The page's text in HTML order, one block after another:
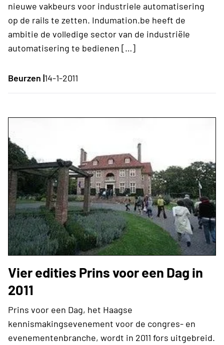
nieuwe vakbeurs voor industriele automatisering
op de rails te zetten. Indumation.be heeft de
ambitie de volledige sector van de industriële
automatisering te bedienen […]
Beurzen |14-1-2011
Vier edities Prins voor een Dag in
2011
Prins voor een Dag, het Haagse
kennismakingsevenement voor de congres- en
evenementenbranche, wordt in 2011 fors uitgebreid.